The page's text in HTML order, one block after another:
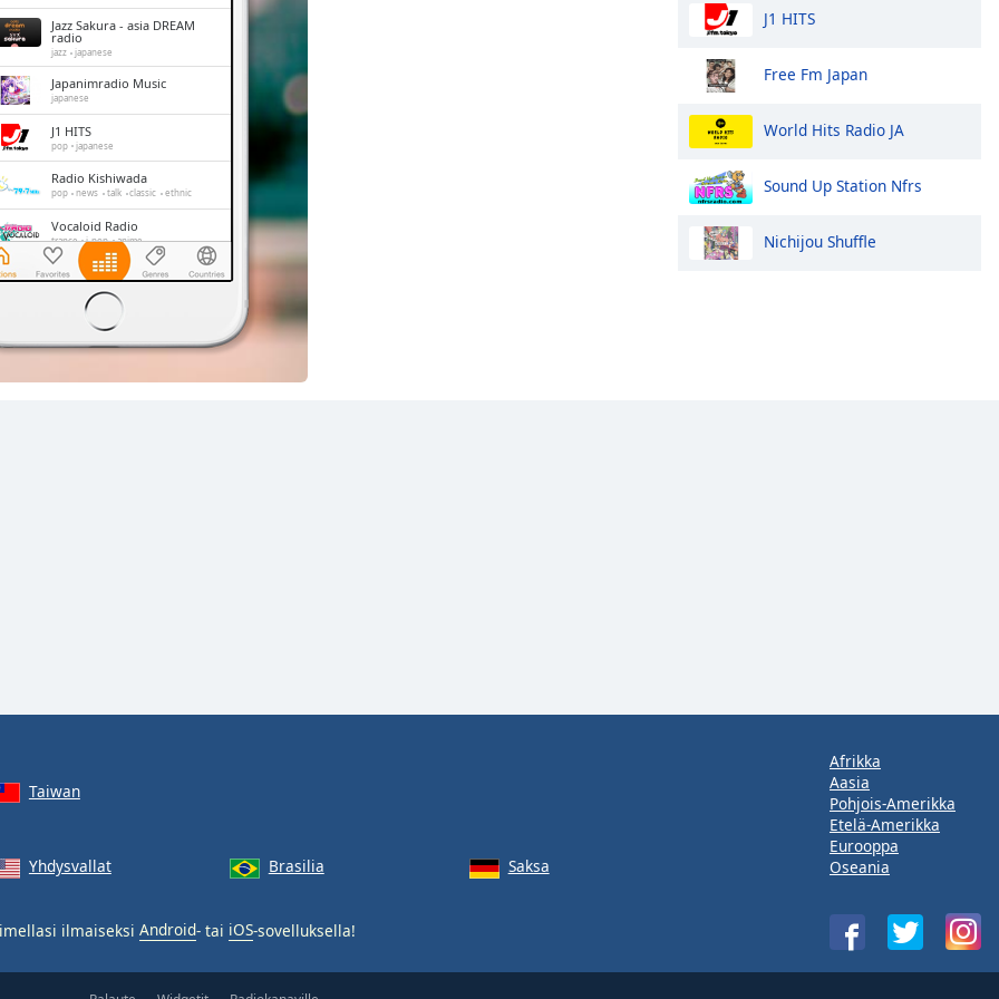
Jazz Sakura - asia DREAM
radio
jazz japanese
Japanimradio Music
japanese
J1 HITS
pop japanese
Radio Kishiwada
pop news talk classic ethnic
Vocaloid Radio
trance j-pop anime
Shonan Beach FM
FM 845
japan
J1 HITS
Free Fm Japan
World Hits Radio JA
Sound Up Station Nfrs
Nichijou Shuffle
Taiwan
Yhdysvallat Brasilia Saksa
ilmaiseksi Android- tai iOS-sovelluksella!
Afrikka
Aasia
Pohjois-Amerikka
Etelä-Amerikka
Eurooppa
Oseania